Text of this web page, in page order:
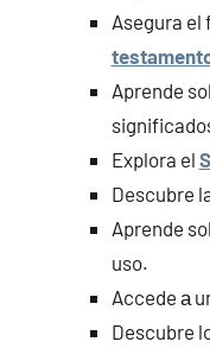
Asegura el
Aprende
Explora el
Descubre
Aprende
uso.
Accede а
Descubre